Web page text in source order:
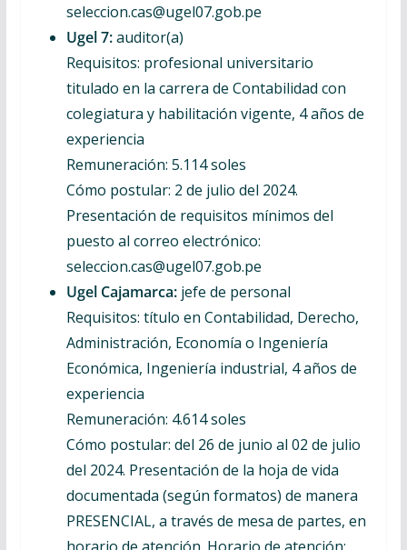
seleccion.cas@ugel07.gob.pe
Ugel 7:auditor(a)
Requisitos: profesional universitario
titulado en la carrera de Contabilidad con
colegiatura y habilitación vigente, 4 años de
experiencia
Remuneración: 5.114 soles
Cómo postular: 2 de julio del 2024.
Presentación de requisitos mínimos del
puesto al correo electrónico:
seleccion.cas@ugel07.gob.pe
Ugel Cajamarca: jefe de personal
Requisitos: título en Contabilidad, Derecho,
Administración, Economía o Ingeniería
Económica, Ingeniería industrial, 4 años de
experiencia
Remuneración: 4.614 soles
Cómo postular: del 26 de junio al 02 de julio
del 2024. Presentación de la hoja de vida
documentada (según formatos) de manera
PRESENCIAL, a través de mesa de partes, en